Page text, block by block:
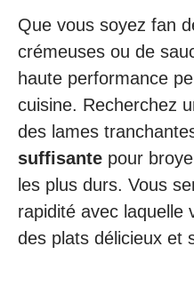
Que vous soyez fan
crémeuses ou de
haute performance
cuisine. Recherchez
des lames
suffisante pour
les plus durs. Vous
rapidité avec laquelle
des plats délicieux et